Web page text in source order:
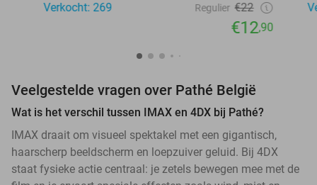
Verkocht: 269
Regulier €22
€12,90
Veelgestelde vragen over Pathé België
Wat is het verschil tussen IMAX en 4DX bij Pathé?
IMAX draait om visueel spektakel met een gigantisch,
haarscherp beeldscherm en loepzuiver geluid. Bij 4DX
staat fysieke actie centraal: je zetels bewegen mee met de